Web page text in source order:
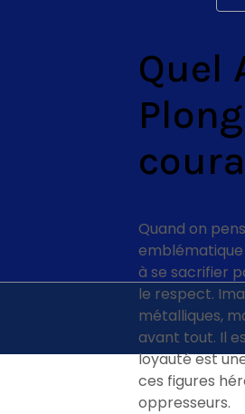
Quel
Quand on
à se sacrifier
le respect.
métalliques,
avant tout. Il
loyauté est
ces figures
oppresseurs.